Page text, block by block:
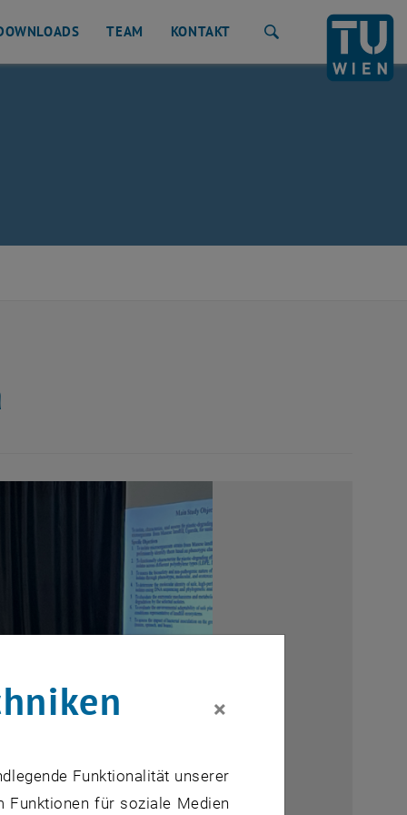
TEAM KONTAKT
×
Funktionalität unserer
Funktionen für soziale Medien